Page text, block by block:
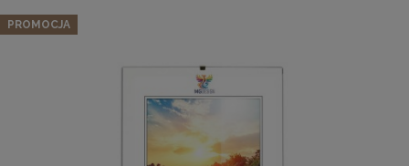
Cena regularna:
Najniższa cena:
DO KOSZYKA
PROMOCJA